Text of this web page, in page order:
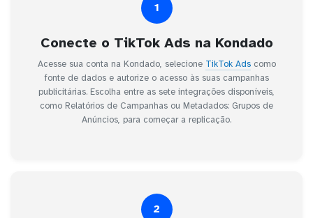
1
Conecte o TikTok Ads na Kondado
Acesse sua conta na Kondado, selecione TikTok Adscomo
fonte de dados e autorize o acesso às suas campanhas
publicitárias. Escolha entre as sete integrações disponíveis,
como Relatórios de Campanhas ou Metadados: Grupos de
Anúncios, para começar a replicação.
2